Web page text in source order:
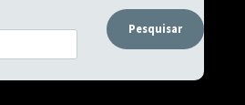
Pesquisar